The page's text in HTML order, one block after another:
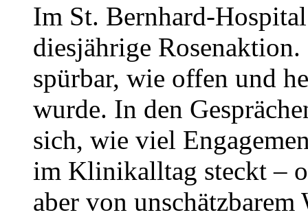
Im St. Bernhard-
diesjährige
spürbar, wie offen und
wurde. In den
sich, wie viel
im Klinikalltag steckt –
aber von unschätzbarem